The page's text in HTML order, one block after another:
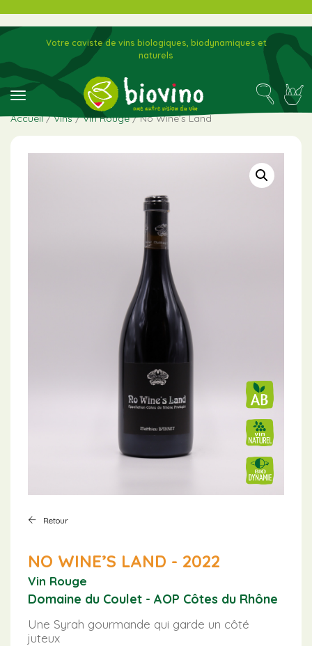
toggle navigation
Votre caviste de vins biologiques, biodynamiques et
naturels
Accueil/Vins/Vin Rouge/ No Wine’s Land
Retour
NO WINE’S LAND - 2022
Vin Rouge
Domaine du Coulet - AOP Côtes du Rhône
Une Syrah gourmande qui garde un côté
juteux